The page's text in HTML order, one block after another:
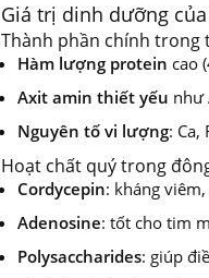
Giá trị dinh dưỡng
Thành phần chính trong
Hàm lượng protein cao
Axit amin thiết yếu như
Nguyên tố vi lượng: Ca,
Hoạt chất quý trong
Cordycepin: kháng
Adenosine: tốt cho tim
Polysaccharides: giúp